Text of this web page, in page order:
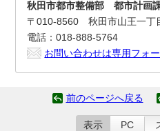
秋田市都市整備部 都市計画
〒010-8560 秋田市山王一
電話：018-888-5764
お問い合わせは専用フォ
前のページへ戻る
表示 PC